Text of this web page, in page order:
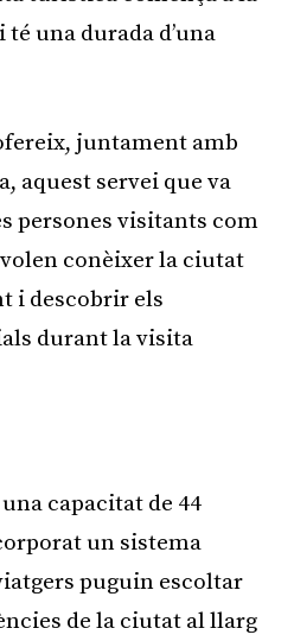
té una durada d’una
juntament amb
aquest servei que va
persones visitants com
conèixer la ciutat
i descobrir els
durant la visita
capacitat de 44
un sistema
puguin escoltar
de la ciutat al llarg